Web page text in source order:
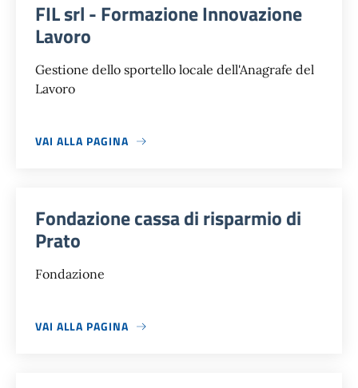
FIL srl - Formazione Innovazione
Lavoro
Gestione dello sportello locale dell'Anagrafe del
Lavoro
VAI ALLA PAGINA
Fondazione cassa di risparmio di
Prato
Fondazione
VAI ALLA PAGINA